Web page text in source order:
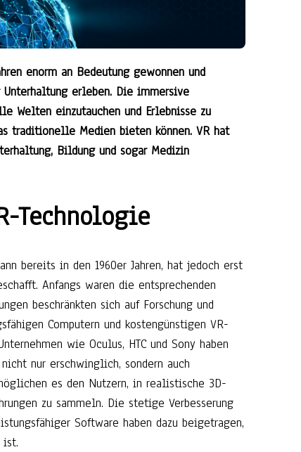
enorm an Bedeutung gewonnen und
erleben. Die immersive
Welten einzutauchen und Erlebnisse zu
traditionelle Medien bieten können. VR hat
Bildung und sogar Medizin
Technologie
bereits in den 1960er Jahren, hat jedoch erst
Anfangs waren die entsprechenden
beschränkten sich auf Forschung und
Computern und kostengünstigen VR-
wie Oculus, HTC und Sony haben
nur erschwinglich, sondern auch
es den Nutzern, in realistische 3D-
zu sammeln. Die stetige Verbesserung
Software haben dazu beigetragen,
ist.